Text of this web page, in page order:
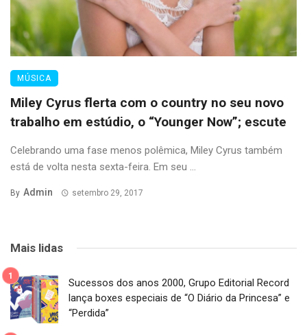
MÚSICA
Miley Cyrus flerta com o country no seu novo
trabalho em estúdio, o “Younger Now”; escute
Celebrando uma fase menos polêmica, Miley Cyrus também
está de volta nesta sexta-feira. Em seu ...
By Admin setembro 29, 2017
Mais lidas
Sucessos dos anos 2000, Grupo Editorial Record
lança boxes especiais de “O Diário da Princesa” e
“Perdida”